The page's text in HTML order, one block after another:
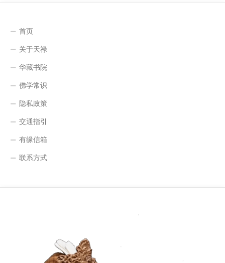
首页
关于天禄
华藏书院
佛学常识
隐私政策
交通指引
有缘信箱
联系方式